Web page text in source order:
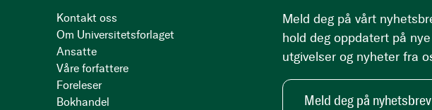
Kontakt oss
Om Universitetsforlaget
Ansatte
Våre forfattere
Foreleser
Bokhandel
Meld deg på vårt
hold deg oppdatert på nye
utgivelser og nyheter fra
Meld deg på nyhetsbrev